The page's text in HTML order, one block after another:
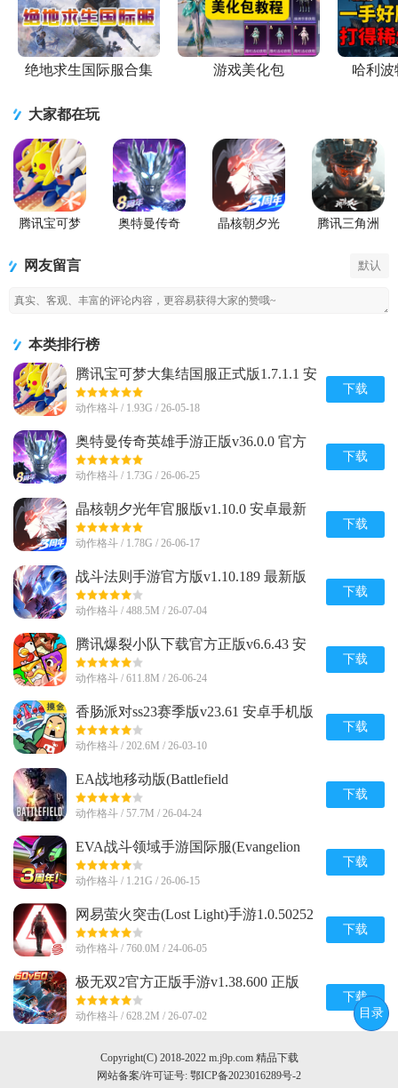
绝地求生国际服合集 游戏美化包 哈利
大家都在玩
腾讯宝可梦
奥特曼传奇
晶核朝夕光
腾讯三角洲
网友留言 默认
本类排行榜
腾讯宝可梦大集结国服正式版1.7.1.1 安
卓手机版
动作格斗 / 1.93G / 26-05-18
下载
奥特曼传奇英雄手游正版v36.0.0 官方
最新版
动作格斗 / 1.73G / 26-06-25
下载
晶核朝夕光年官服版v1.10.0 安卓最新
版
动作格斗 / 1.78G / 26-06-17
下载
战斗法则手游官方版v1.10.189 最新版
动作格斗 / 488.5M / 26-07-04
下载
腾讯爆裂小队下载官方正版v6.6.43 安
卓最新版
动作格斗 / 611.8M / 26-06-24
下载
香肠派对ss23赛季版v23.61 安卓手机版
动作格斗 / 202.6M / 26-03-10
下载
EA战地移动版(Battlefield
Mobile)v0.10.0 官方正版
动作格斗 / 57.7M / 26-04-24
下载
EVA战斗领域手游国际服(Evangelion
Battlefields)v1.1.38 完整最新版
动作格斗 / 1.21G / 26-06-15
下载
网易萤火突击(Lost Light)手游1.0.50252
官方安卓正版
动作格斗 / 760.0M / 24-06-05
下载
极无双2官方正版手游v1.38.600 正版
动作格斗 / 628.2M / 26-07-02
下载
Copyright(C) 2018-2022 m.j9p.com 精品下载
网站备案/许可证号: 鄂ICP备2023016289号-2
目录